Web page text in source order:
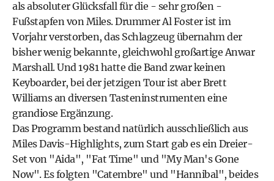
als absoluter Glücksfall für die - sehr großen -
Fußstapfen von Miles. Drummer Al Foster ist im
Vorjahr verstorben, das Schlagzeug übernahm der
bisher wenig bekannte, gleichwohl großartige Anwar
Marshall. Und 1981 hatte die Band zwar keinen
Keyboarder, bei der jetzigen Tour ist aber Brett
Williams an diversen Tasteninstrumenten eine
grandiose Ergänzung.
Das Programm bestand natürlich ausschließlich aus
Miles Davis-Highlights, zum Start gab es ein Dreier-
Set von "Aida", "Fat Time" und "My Man's Gone
Now". Es folgten "Catembre" und "Hannibal", beides